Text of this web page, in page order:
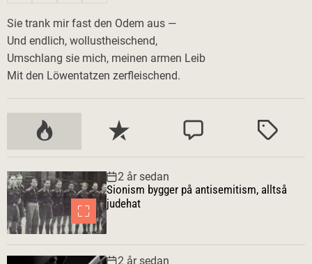
Sie trank mir fast den Odem aus —
Und endlich, wollustheischend,
Umschlang sie mich, meinen armen Leib
Mit den Löwentatzen zerfleischend.
P
u
l
ä
r
a
S
e
a
s
e
a
M
t
2 år sedan
Sionism bygger på antisemitism, alltså
judehat
2 år sedan